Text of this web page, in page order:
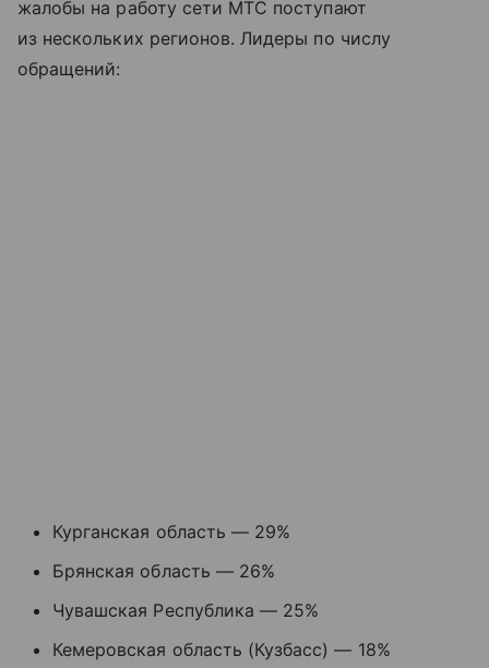
жалобы на работу сети МТС поступают
из нескольких регионов. Лидеры по числу
обращений:
Курганская область — 29%
Брянская область — 26%
Чувашская Республика — 25%
Кемеровская область (Кузбасс) — 18%